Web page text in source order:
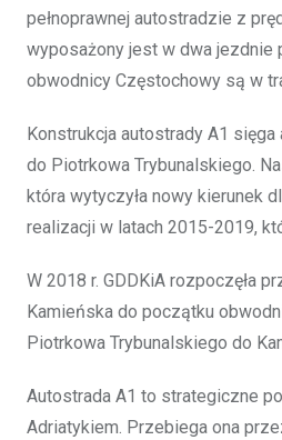
pełnoprawnej autostradzie z
wyposażony jest w dwa jezdnie
obwodnicy Częstochowy są w
Konstrukcja autostrady A1
do Piotrkowa Trybunalskiego.
która wytyczyła nowy kierunek
realizacji w latach 2015-2019,
W 2018 r. GDDKiA rozpoczęła
Kamieńska do początku
Piotrkowa Trybunalskiego do
Autostrada A1 to strategiczne
Adriatykiem. Przebiega ona